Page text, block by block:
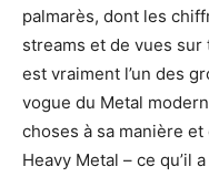
palmarès, dont les
streams et de vues
est vraiment l’un des
vogue du Metal
choses à sa manière
Heavy Metal – ce qu’il